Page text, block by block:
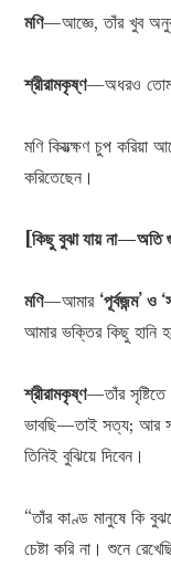
মণি—আজ্ঞে, তাঁর খুব
শ্রীরামকৃষ্ণ—অধরও
মণি কিয়ত্ক্ষণ চুপ করিয়া
করিতেছেন।
[কিছু বুঝা যায় না—অতি
মণি—আমার ‘পূর্বজন্ম’ ও
আমার ভক্তির কিছু হানি
শ্রীরামকৃষ্ণ—তাঁর
ভাবছি—তাই সত্য; আর
তিনিই বুঝিয়ে দিবেন।
“তাঁর কাণ্ড মানুষে কি
চেষ্টা করি না। শুনে